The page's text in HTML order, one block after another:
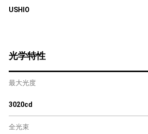
USHIO
光学特性
最大光度
3020cd
全光束